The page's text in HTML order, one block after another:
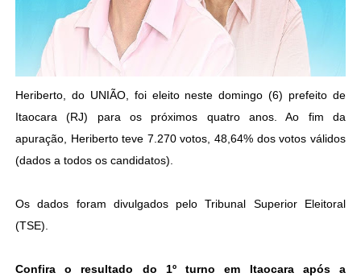
Heriberto, do UNIÃO, foi eleito neste domingo (6) prefeito de
Itaocara (RJ) para os próximos quatro anos. Ao fim da
apuração, Heriberto teve 7.270 votos, 48,64% dos votos válidos
(dados a todos os candidatos).
Os dados foram divulgados pelo Tribunal Superior Eleitoral
(TSE).
Confira o resultado do 1º turno em Itaocara após a